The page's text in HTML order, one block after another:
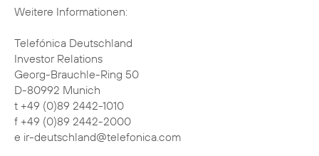
Weitere Informationen:
Telefónica Deutschland
Investor Relations
Georg-Brauchle-Ring 50
D-80992 Munich
t +49 (0)89 2442-1010
f +49 (0)89 2442-2000
e ir-deutschland@telefonica.com